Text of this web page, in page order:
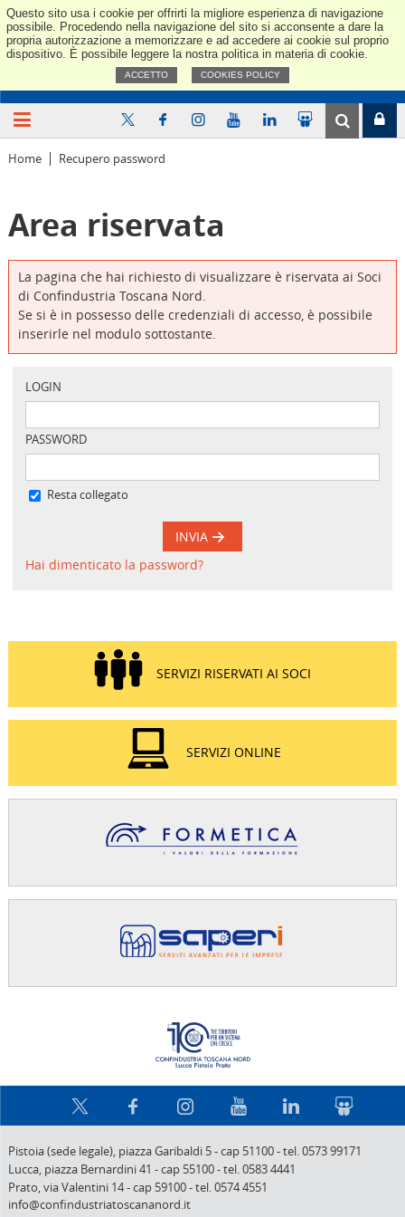
Questo sito usa i cookie per offrirti la migliore esperienza di navigazione
possibile. Procedendo nella navigazione del sito si acconsente a dare la
propria autorizzazione a memorizzare e ad accedere ai cookie sul proprio
dispositivo. È possibile leggere la nostra politica in materia di cookie.
ACCETTO COOKIES POLICY
Home Recupero password
Area riservata
La pagina che hai richiesto di visualizzare è riservata ai Soci
di Confindustria Toscana Nord.
Se si è in possesso delle credenziali di accesso, è possibile
inserirle nel modulo sottostante.
LOGIN
PASSWORD
Resta collegato
INVIA
Hai dimenticato la password?
SERVIZI RISERVATI AI SOCI
SERVIZI ONLINE
Pistoia (sede legale), piazza Garibaldi 5-cap 51100-tel. 0573 99171
Lucca, piazza Bernardini 41 -cap 55100-tel. 0583 4441
Prato,via Valentini 14-cap 59100-tel. 0574 4551
info@confindustriatoscananord.it